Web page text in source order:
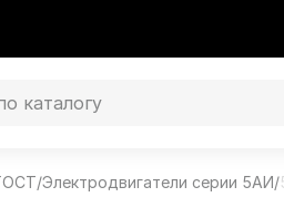
/Электродвигатели серии 5АИ/